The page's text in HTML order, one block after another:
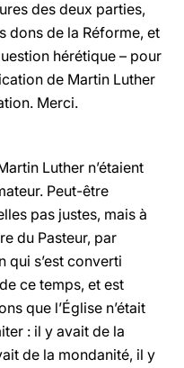
des deux parties,
dons de la Réforme, et
hérétique – pour
de Martin Luther
Merci.
Luther n’étaient
Peut-être
pas justes, mais à
du Pasteur, par
qui s’est converti
ce temps, et est
que l’Église n’était
: il y avait de la
de la mondanité, il y